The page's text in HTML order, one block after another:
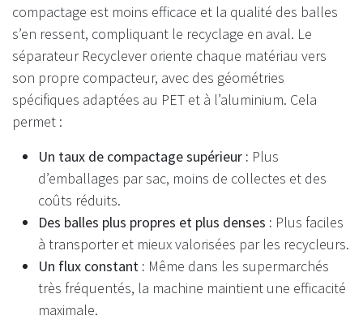
compactage est moins efficace et la qualité des balles
s’en ressent, compliquant le recyclage en aval. Le
séparateur Recyclever oriente chaque matériau vers
son propre compacteur, avec des géométries
spécifiques adaptées au PET et à l’aluminium. Cela
permet :
Un taux de compactage supérieur : Plus
d’emballages par sac, moins de collectes et des
coûts réduits.
Des balles plus propres et plus denses : Plus faciles
à transporter et mieux valorisées par les recycleurs.
Un flux constant : Même dans les supermarchés
très fréquentés, la machine maintient une efficacité
maximale.